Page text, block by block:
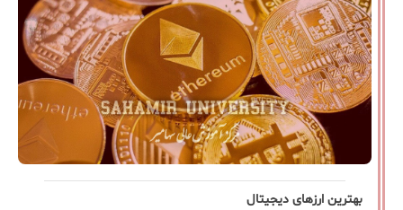
بهترین ارزهای دیجیتال